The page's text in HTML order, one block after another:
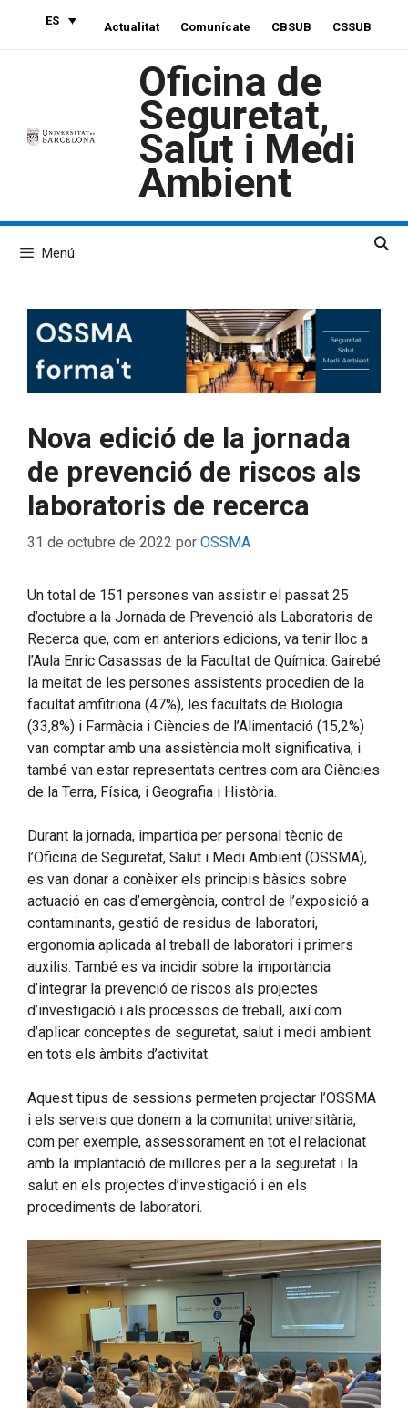
ES Actualitat Comunícate CBSUB CSSUB
Oficina de
Seguretat,
Salut i Medi
Ambient
Menú
Nova edició de la jornada
de prevenció de riscos als
laboratoris de recerca
31 de octubre de 2022 por OSSMA
Un total de 151 persones van assistir el passat 25
d’octubre a la Jornada de Prevenció als Laboratoris de
Recerca que, com en anteriors edicions, va tenir lloc a
l’Aula Enric Casassas de la Facultat de Química. Gairebé
la meitat de les persones assistents procedien de la
facultat amfitriona (47%), les facultats de Biologia
(33,8%) i Farmàcia i Ciències de l’Alimentació (15,2%)
van comptar amb una assistència molt significativa, i
també van estar representats centres com ara Ciències
de la Terra, Física, i Geografia i Història.
Durant la jornada, impartida per personal tècnic de
l’Oficina de Seguretat, Salut i Medi Ambient (OSSMA),
es van donar a conèixer els principis bàsics sobre
actuació en cas d’emergència, control de l’exposició a
contaminants, gestió de residus de laboratori,
ergonomia aplicada al treball de laboratori i primers
auxilis. També es va incidir sobre la importància
d’integrar la prevenció de riscos als projectes
d’investigació i als processos de treball, així com
d’aplicar conceptes de seguretat, salut i medi ambient
en tots els àmbits d’activitat.
Aquest tipus de sessions permeten projectar l’OSSMA
i els serveis que donem a la comunitat universitària,
com per exemple, assessorament en tot el relacionat
amb la implantació de millores per a la seguretat i la
salut en els projectes d’investigació i en els
procediments de laboratori.